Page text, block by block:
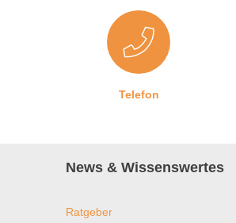
Telefon
News & Wissenswertes
Ratgeber